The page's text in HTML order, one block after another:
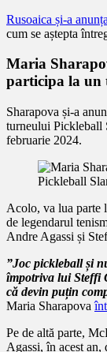
Rusoaica și-a
cum se aștepta
Maria
participa la un
Sharapova și-a
turneului Pickleball
februarie 2024.
Pickleball
Acolo, va lua parte
de legendarul
Andre Agassi și
”Joc pickleball și
împotriva lui Steffi
că devin puțin
Maria Sharapova
Pe de altă parte,
Agassi, în acest an,